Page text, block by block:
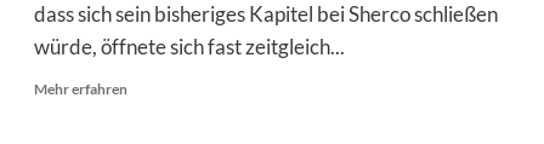
dass sich sein bisheriges Kapitel bei Sherco schließen
würde, öffnete sich fast zeitgleich...
Mehr erfahrenMehr